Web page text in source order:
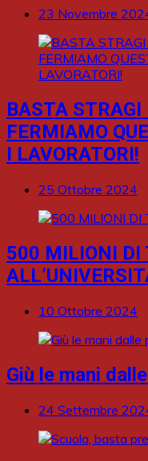
23 Novembre
BASTA
FERMIAMO
I LAVORATORI!
25 Ottobre 2024
500 MILIONI DI
10 Ottobre 2024
Giù le mani
24 Settembre